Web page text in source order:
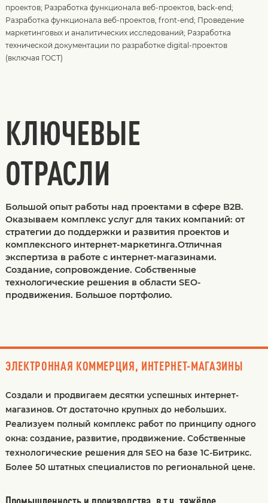
проектов; Разработка функционала веб-проектов, back-end;
Разработка функционала веб-проектов, front-end; Проведение
маркетинговых и аналитических исследований; Разработка
технической документации по разработке digital-проектов
(включая ГОСТ)
КЛЮЧЕВЫЕ
ОТРАСЛИ
Большой опыт работы над проектами в сфере B2B.
Оказываем комплекс услуг для таких компаний: от
стратегии до поддержки и развития проектов и
комплексного интернет-маркетинга.Отличная
экспертиза в работе с интернет-магазинами.
Создание, сопровождение. Собственные
технологические решения в области SEO-
продвижения. Большое портфолио.
ЭЛЕКТРОННАЯ КОММЕРЦИЯ, ИНТЕРНЕТ-МАГАЗИНЫ
Создали и продвигаем десятки успешных интернет-
магазинов. От достаточно крупных до небольших.
Реализуем полный комплекс работ по принципу одного
окна: создание, развитие, продвижение. Собственные
технологические решения для SEO на базе 1С-Битрикс.
Более 50 штатных специалистов по региональной цене.